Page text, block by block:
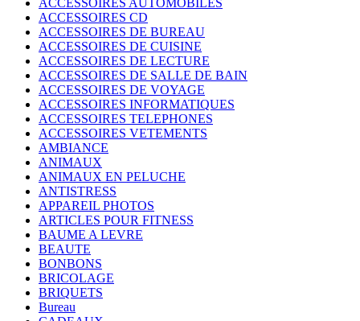
ACCESSOIRES AUTOMOBILES
ACCESSOIRES CD
ACCESSOIRES DE BUREAU
ACCESSOIRES DE CUISINE
ACCESSOIRES DE LECTURE
ACCESSOIRES DE SALLE DE BAIN
ACCESSOIRES DE VOYAGE
ACCESSOIRES INFORMATIQUES
ACCESSOIRES TELEPHONES
ACCESSOIRES VETEMENTS
AMBIANCE
ANIMAUX
ANIMAUX EN PELUCHE
ANTISTRESS
APPAREIL PHOTOS
ARTICLES POUR FITNESS
BAUME A LEVRE
BEAUTE
BONBONS
BRICOLAGE
BRIQUETS
Bureau